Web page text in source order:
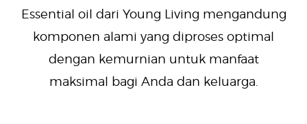
Essential oil dari Young Living mengandung
komponen alami yang diproses optimal
dengan kemurnian untuk manfaat
maksimal bagi Anda dan keluarga.